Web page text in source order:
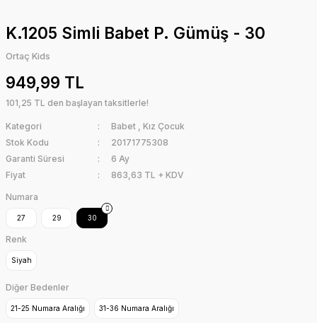
K.1205 Simli Babet P. Gümüş - 30
Ortaç Kids
949,99 TL
101,25 TL den başlayan taksitlerle!
Kategori Babet , Kız Çocuk
Stok Kodu
20171775308
Garanti Süresi
6 Ay
Fiyat
863,63 TL + KDV
Numara
27 29 30
Renk
Siyah
Diğer Bedenler
21-25 Numara Aralığı 31-36 Numara Aralığı